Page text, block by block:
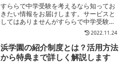
すららで中学受験を考えるなら知ってお
きたい情報をお届けします。サービスと
してはありませんがすららで中学受験対
策もできます。ただし志望校の種類や使
い方に注意が必要。くわしくご紹介しま
す。
2022.11.24
浜学園の紹介制度とは？活用方法
から特典まで詳しく解説します